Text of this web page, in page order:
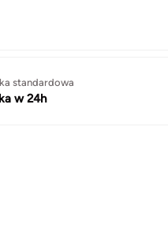
standardowa
w 24h